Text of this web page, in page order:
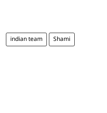
indian team Shami